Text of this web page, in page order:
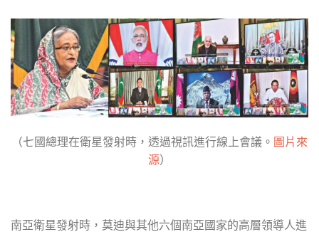
（七國總理在衛星發射時，透過視訊進行線上會議。 圖片來
源）
南亞衛星發射時，莫迪與其他六個南亞國家的高層領導人進